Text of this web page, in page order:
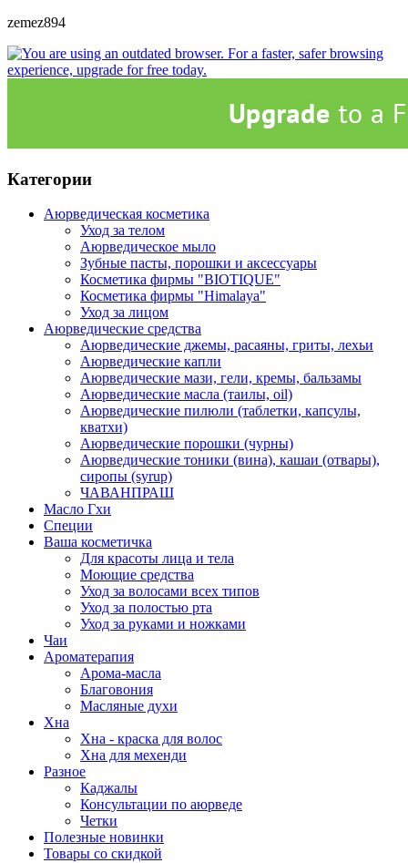
zemez894
Категории
Аюрведическая косметика
Уход за телом
Аюрведическое мыло
Зубные пасты, порошки и аксессуары
Косметика фирмы "BIOTIQUE"
Косметика фирмы "Himalaya"
Уход за лицом
Аюрведические средства
Аюрведические джемы, расаяны, гриты, лехьи
Аюрведические капли
Аюрведические мази, гели, кремы, бальзамы
Аюрведические масла (таилы, оil)
Аюрведические пилюли (таблетки, капсулы,
кватхи)
Аюрведические порошки (чурны)
Аюрведические тоники (вина), кашаи (отвары),
сиропы (syrup)
ЧАВАНПРАШ
Масло Гхи
Специи
Ваша косметичка
Для красоты лица и тела
Моющие средства
Уход за волосами всех типов
Уход за полостью рта
Уход за руками и ножками
Чаи
Ароматерапия
Арома-масла
Благовония
Масляные духи
Хна
Хна - краска для волос
Хна для мехенди
Разное
Каджалы
Консультации по аюрведе
Четки
Полезные новинки
Товары со скидкой